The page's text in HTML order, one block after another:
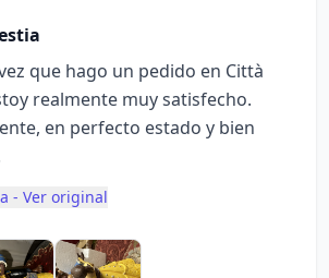
que hago un pedido en Città
realmente muy satisfecho.
en perfecto estado y bien
- Ver original